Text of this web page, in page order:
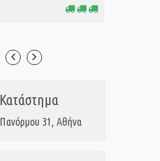
Κατάστημα
Πανόρμου 31, Αθήνα